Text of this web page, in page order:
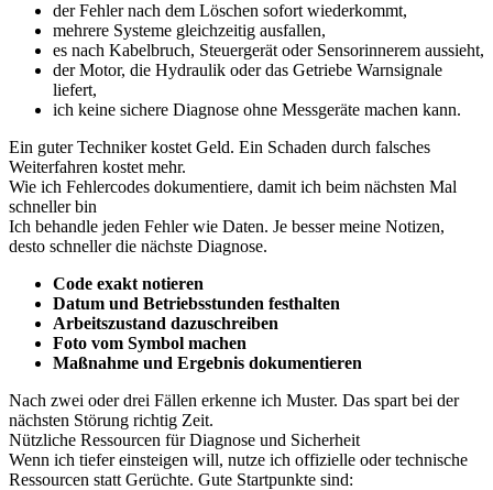
der Fehler nach dem Löschen sofort wiederkommt,
mehrere Systeme gleichzeitig ausfallen,
es nach Kabelbruch, Steuergerät oder Sensorinnerem aussieht,
der Motor, die Hydraulik oder das Getriebe Warnsignale
liefert,
ich keine sichere Diagnose ohne Messgeräte machen kann.
Ein guter Techniker kostet Geld. Ein Schaden durch falsches
Weiterfahren kostet mehr.
Wie ich Fehlercodes dokumentiere, damit ich beim nächsten Mal
schneller bin
Ich behandle jeden Fehler wie Daten. Je besser meine Notizen,
desto schneller die nächste Diagnose.
Code exakt notieren
Datum und Betriebsstunden festhalten
Arbeitszustand dazuschreiben
Foto vom Symbol machen
Maßnahme und Ergebnis dokumentieren
Nach zwei oder drei Fällen erkenne ich Muster. Das spart bei der
nächsten Störung richtig Zeit.
Nützliche Ressourcen für Diagnose und Sicherheit
Wenn ich tiefer einsteigen will, nutze ich offizielle oder technische
Ressourcen statt Gerüchte. Gute Startpunkte sind: